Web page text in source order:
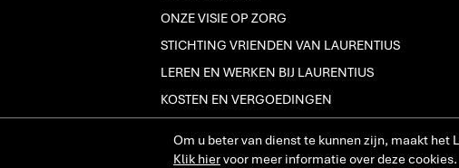
ONZE VISIE OP ZORG
STICHTING VRIENDEN VAN LAURENTIUS
LEREN EN WERKEN BIJ LAURENTIUS
KOSTEN EN VERGOEDINGEN
LAURIERBLAD
Om u beter van dienst te kunnen zijn, maakt het
Klik hiervoor meer informatie over deze cookies.